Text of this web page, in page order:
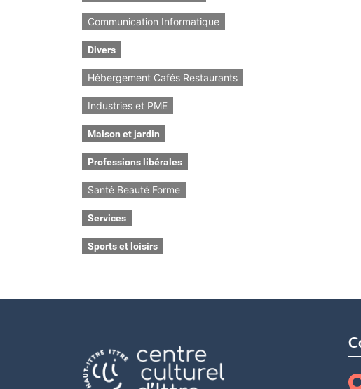
Communication Informatique
Divers
Hébergement Cafés Restaurants
Industries et PME
Maison et jardin
Professions libérales
Santé Beauté Forme
Services
Sports et loisirs